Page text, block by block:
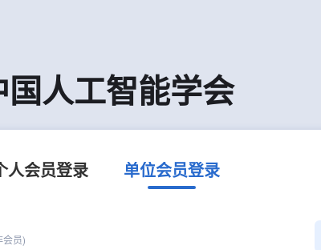
国人工智能学会
人会员登录 单位会员登录
会员)